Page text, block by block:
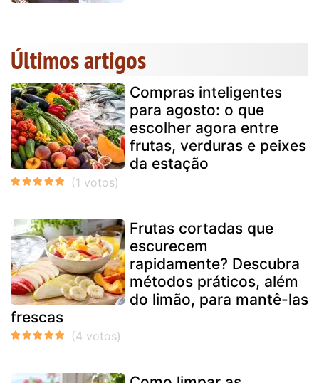
Últimos artigos
Compras inteligentes
para agosto: o que
escolher agora entre
frutas, verduras e peixes
da estação
Frutas cortadas que
escurecem
rapidamente? Descubra
métodos práticos, além
do limão, para mantê-las
frescas